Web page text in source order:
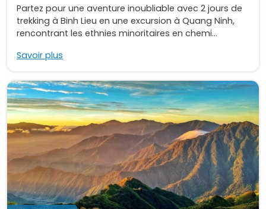
Partez pour une aventure inoubliable avec 2 jours de
trekking à Binh Lieu en une excursion à Quang Ninh,
rencontrant les ethnies minoritaires en chemi...
Savoir plus